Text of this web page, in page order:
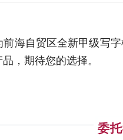
海自贸区全新甲级写
，期待您的选择。
委